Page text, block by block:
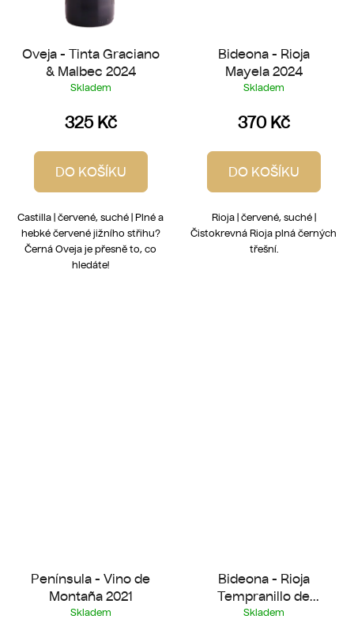
Oveja - Tinta Graciano
& Malbec 2024
Skladem
325 Kč
DO KOŠÍKU
Castilla | červené, suché | Plné a
hebké červené jižního střihu?
Černá Oveja je přesně to, co
hledáte!
Bideona - Rioja
Mayela 2024
Skladem
370 Kč
DO KOŠÍKU
Rioja | červené, suché |
Čistokrevná Rioja plná černých
třešní.
Península - Vino de
Montaña 2021
Skladem
Bideona - Rioja
Tempranillo de
Laderas 2022
Skladem